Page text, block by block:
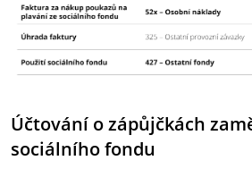
Účtování o zápůjčkách
sociálního fondu